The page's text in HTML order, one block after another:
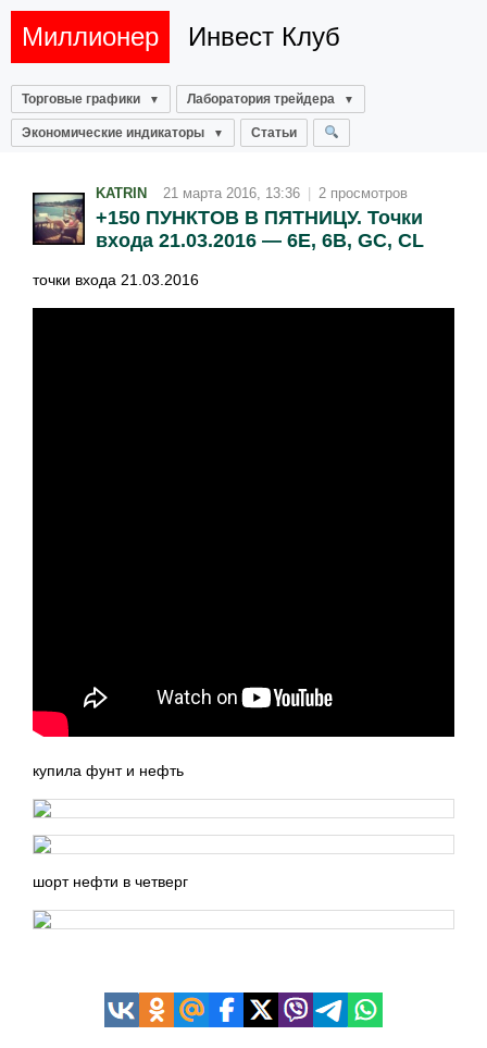
Миллионер Инвест Клуб
Торговые графики Лаборатория трейдера
Экономические индикаторы Статьи
KATRIN 21 марта 2016, 13:36 2 просмотров
+150 ПУНКТОВ В ПЯТНИЦУ. Точки
входа 21.03.2016 — 6E, 6B, GC, CL
точки входа 21.03.2016
купила фунт и нефть
шорт нефти в четверг